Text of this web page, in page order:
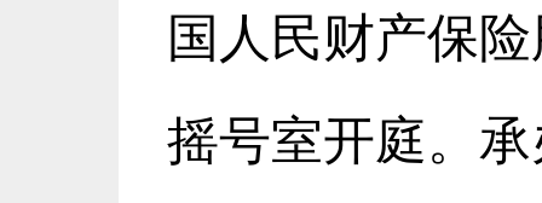
国人民财产保
摇号室开庭。